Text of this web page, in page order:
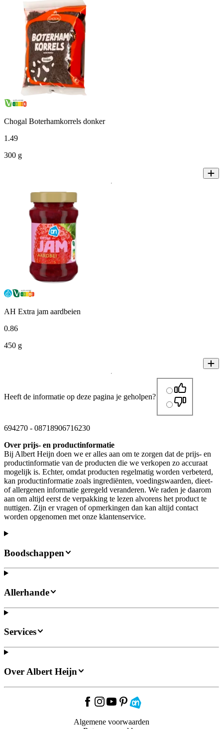
Chogal Boterhamkorrels donker
1 .49
300 g
AH Extra jam aardbeien
0.86
450 g
Heeft de informatie op deze pagina je geholpen?
694270 - 08718906716230
Over prijs- en productinformatie
Bij Albert Heijn doen we er alles aan om te zorgen dat de prijs- en
productinformatie van de producten die we verkopen zo accuraat
mogelijk is. Echter, omdat producten regelmatig worden verbeterd,
kan productinformatie zoals ingrediënten, voedingswaarden, dieet-
of allergenen informatie geregeld veranderen. We raden je daarom
aan om altijd eerst de verpakking te lezen alvorens het product te
nuttigen. Zijn er vragen of opmerkingen dan kan altijd contact
worden opgenomen met onze klantenservice.
Boodschappen
Allerhande
Services
Over Albert Heijn
Algemene voorwaarden